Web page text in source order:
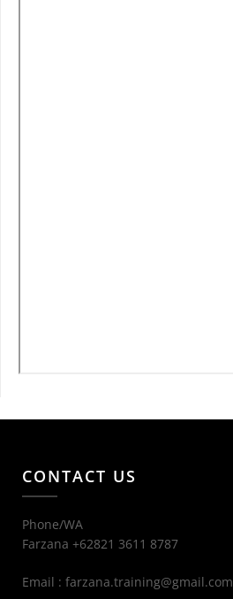
CONTACT US
Phone/WA
Farzana +62821 3611 8787
Email : farzana.training@gmail.com